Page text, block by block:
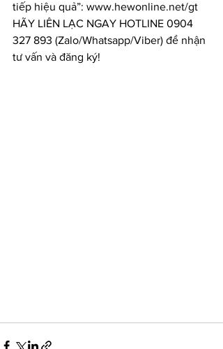
tiếp hiệu quả”: www.hewonline.net/gt
HÃY LIÊN LẠC NGAY HOTLINE 0904
327 893 (Zalo/Whatsapp/Viber) để nhận
tư vấn và đăng ký!